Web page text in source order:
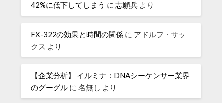
42%に低下してしまう に志願兵 より
FX-322の効果と時間の関係 に アドルフ・サッ
クス より
【企業分析】 イルミナ：DNAシーケンサー業界
のグーグル に名無し より